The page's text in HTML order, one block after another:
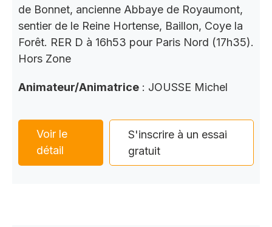
de Bonnet, ancienne Abbaye de Royaumont,
sentier de le Reine Hortense, Baillon, Coye la
Forêt. RER D à 16h53 pour Paris Nord (17h35).
Hors Zone
Animateur/Animatrice : JOUSSE Michel
Voir le
détail
S'inscrire à un essai
gratuit